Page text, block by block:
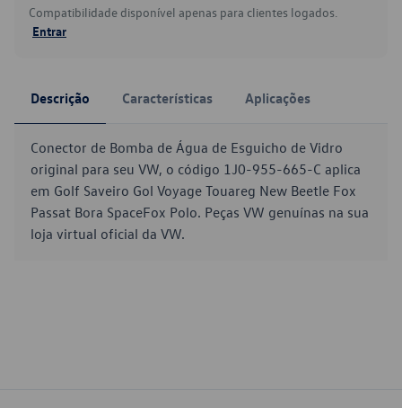
Compatibilidade disponível apenas para clientes logados.
Entrar
Descrição Características Aplicações
Conector de Bomba de Água de Esguicho de Vidro
original para seu VW, o código 1J0-955-665-C aplica
em Golf Saveiro Gol Voyage Touareg New Beetle Fox
Passat Bora SpaceFox Polo. Peças VW genuínas na sua
loja virtual oficial da VW.